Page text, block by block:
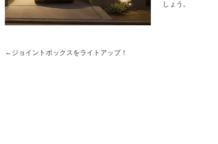
しょう。
←ジョイントボックスをライトアップ！